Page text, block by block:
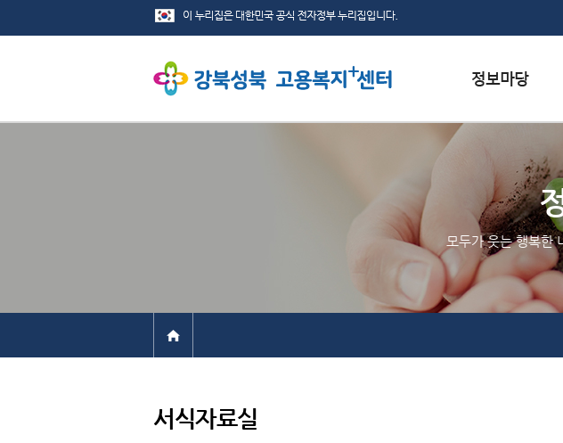
채용정보
인재정보
관련사이트
모두가 웃는 행복한
서식자료실